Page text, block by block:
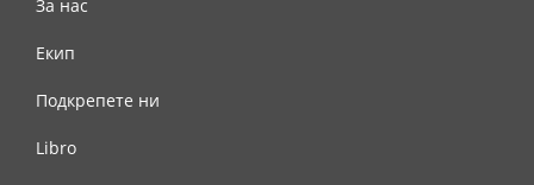
За нас
Екип
Подкрепете ни
Libro